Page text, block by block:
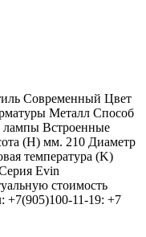
Современный Цвет
Металл Способ
лампы Встроенные
(Н) мм. 210 Диаметр
температура (K)
Evin
стоимость
+7(905)100-11-19: +7